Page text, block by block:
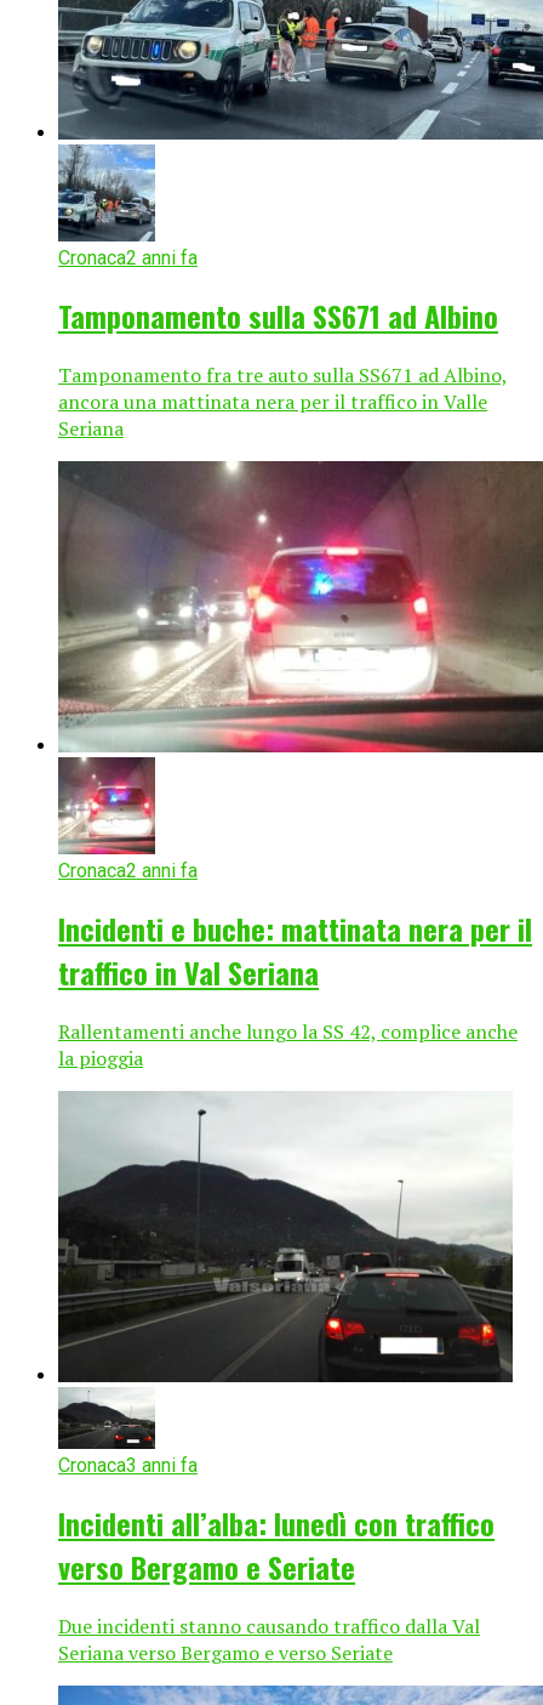
Cronaca2 anni fa
Tamponamento sulla SS671 ad Albino
Tamponamento fra tre auto sulla SS671 ad Albino,
ancora una mattinata nera per il traffico in Valle
Seriana
Cronaca2 anni fa
Incidenti e buche: mattinata nera per il
traffico in Val Seriana
Rallentamenti anche lungo la SS 42, complice anche
la pioggia
Cronaca3 anni fa
Incidenti all’alba: lunedì con traffico
verso Bergamo e Seriate
Due incidenti stanno causando traffico dalla Val
Seriana verso Bergamo e verso Seriate